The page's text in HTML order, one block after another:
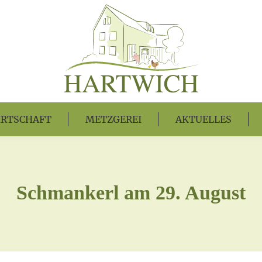
METZGEREI AKTUELLES
Schmankerl am 29. August